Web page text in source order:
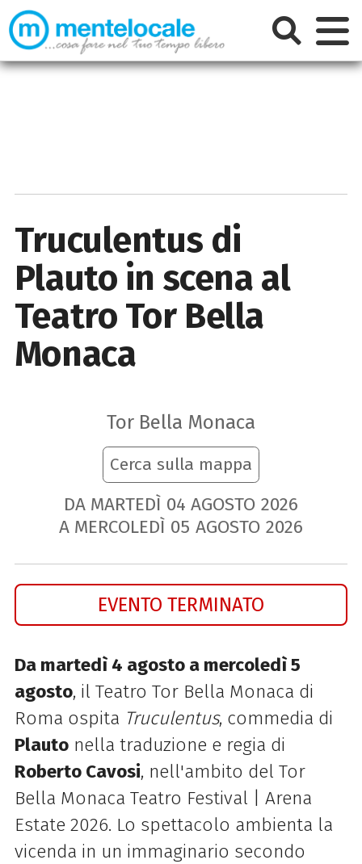
Truculentus di
Plauto in scena al
Teatro Tor Bella
Monaca
Tor Bella Monaca
Cerca sulla mappa
DA MARTEDÌ 04 AGOSTO 2026
A MERCOLEDÌ 05 AGOSTO 2026
EVENTO TERMINATO
Da martedì 4 agosto a mercoledì 5
agosto, il Teatro Tor Bella Monaca di
Roma ospita Truculentus, commedia di
Plautonella traduzione e regia di
Roberto Cavosi, nell'ambito del Tor
Bella Monaca Teatro Festival | Arena
Estate 2026. Lo spettacolo ambienta la
vicenda in un immaginario secondo